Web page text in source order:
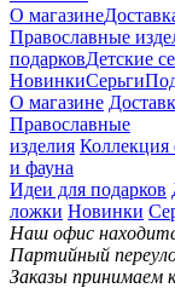
О магазине
Православные
подарковДетские
НовинкиСерьги
О магазине
Православные
изделия Коллекция
и фауна
Идеи для подарков
ложки Новинки
Наш офис
Партийный
Заказы принимаем